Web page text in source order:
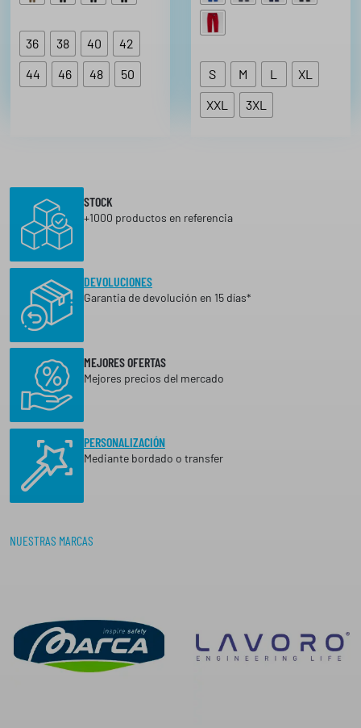
36 38 40
42
44
46 48 50 S M L
XL
XXL
3XL
STOCK
+1000 productos en referencia
DEVOLUCIONES
Garantia de devolución en 15 días*
MEJORES OFERTAS
Mejores precios del mercado
PERSONALIZACIÓN
Mediante bordado o transfer
NUESTRAS MARCAS